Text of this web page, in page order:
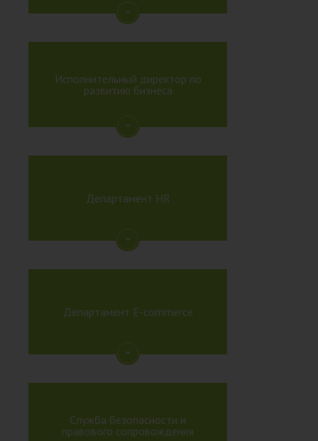
Исполнительный директор по
развитию бизнеса
Департамент HR
Департамент E-commerce
Служба безопасности и
правового сопровождения